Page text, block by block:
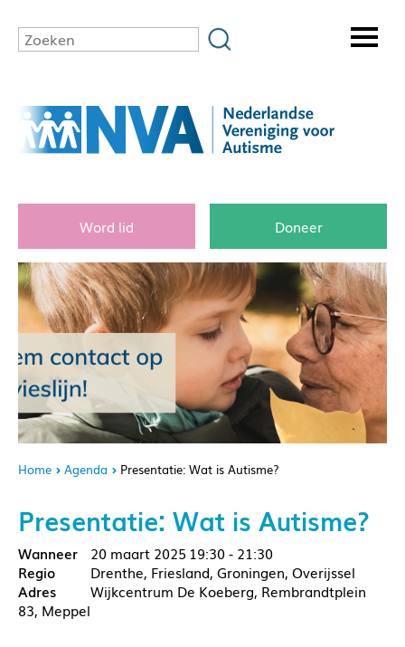
Word lid Doneer
Home Agenda Presentatie: Wat is Autisme?
Presentatie: Wat is Autisme?
20 maart 2025 19:30 - 21:30
Drenthe, Friesland, Groningen, Overijssel
Wijkcentrum De Koeberg, Rembrandtplein
83, Meppel